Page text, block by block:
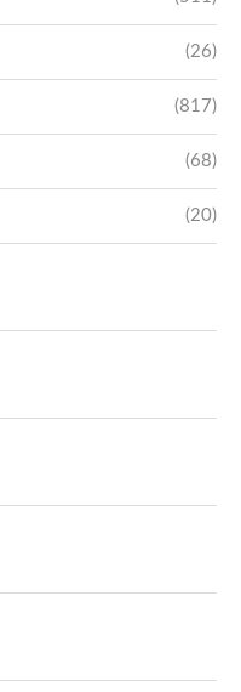
(26)
(817)
(68)
(20)